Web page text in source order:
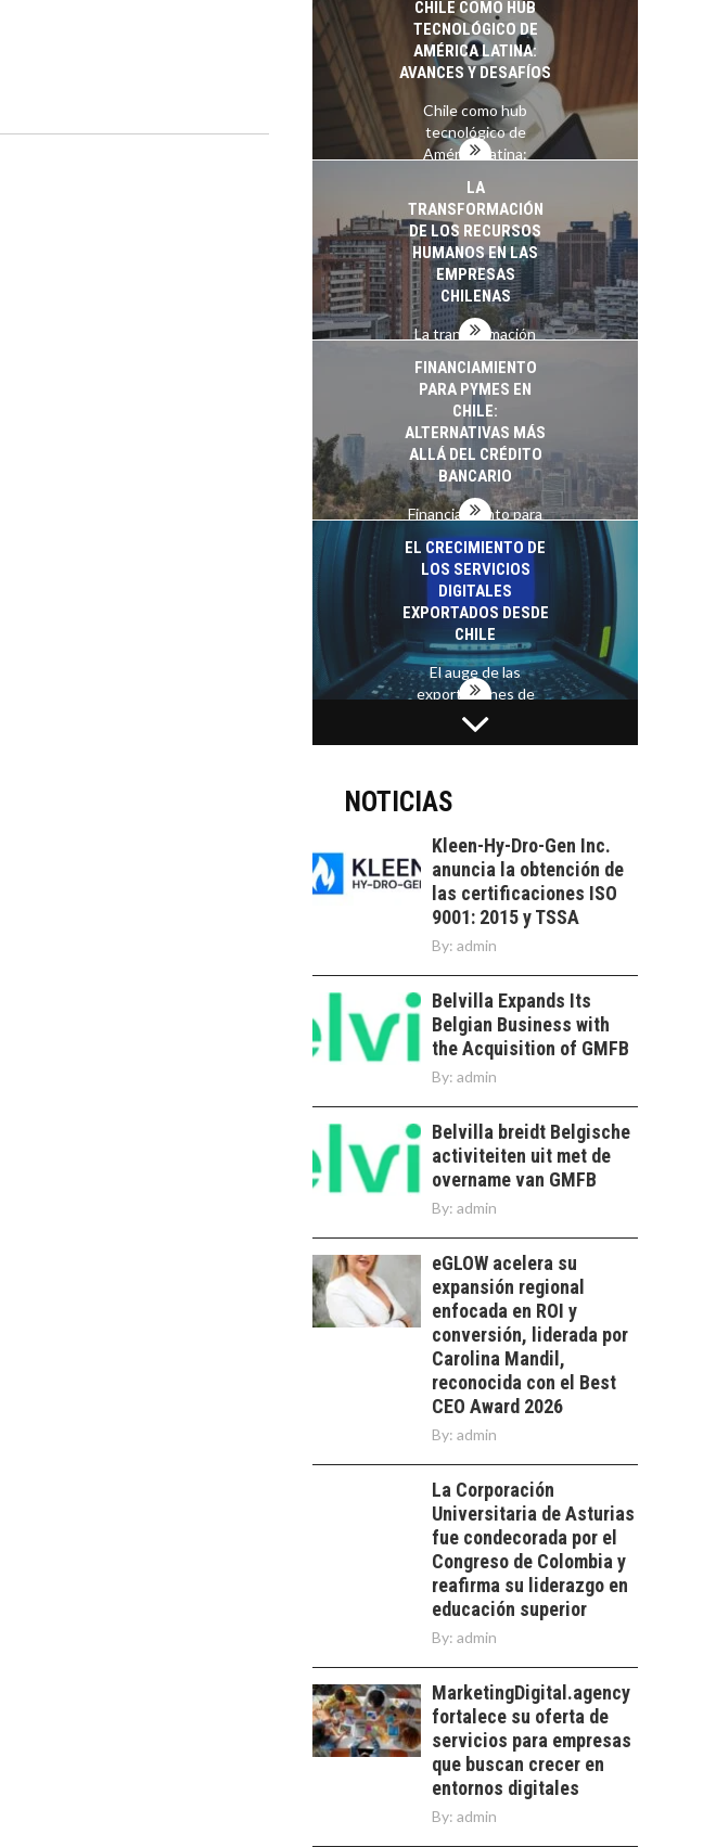
CHILE COMO HUB
TECNOLÓGICO DE
AMÉRICA LATINA:
AVANCES Y DESAFÍOS
Chile como hub
tecnológico de
América Latina:
LA
TRANSFORMACIÓN
DE LOS RECURSOS
HUMANOS EN LAS
EMPRESAS
CHILENAS
La transformación
recursos humanos en
las empresas…
FINANCIAMIENTO
PARA PYMES EN
CHILE:
ALTERNATIVAS MÁS
ALLÁ DEL CRÉDITO
BANCARIO
Financiamiento para
pymes en Chile:
alternativas que
trascienden el
crédito…
EL CRECIMIENTO DE
LOS SERVICIOS
DIGITALES
EXPORTADOS DESDE
CHILE
El auge de las
exportaciones de
servicios digitales en
Chile:…
TURISMO EN EL
DESIERTO DE
OPORTUNIDADES
PARA EL
DESARROLLO LOCAL
El Desierto de
Atacama: Motor
Estratégico para el
Desarrollo Turístico…
LA INDUSTRIA
MINERA CHILENA
FRENTE AL DESAFÍO
DE LA
SOSTENIBILIDAD
Minería chilena: un
pilar estratégico ante
el reto ineludible de…
CHILE COMO HUB
TECNOLÓGICO DE
AMÉRICA LATINA:
AVANCES Y DESAFÍOS
Chile como hub
tecnológico de
América Latina:
avances y desafíos…
LA
TRANSFORMACIÓN
DE LOS RECURSOS
HUMANOS EN LAS
EMPRESAS
CHILENAS
La transformación
estratégica de los
las empresas…
FINANCIAMIENTO
PARA PYMES EN
CHILE:
ALTERNATIVAS MÁS
ALLÁ DEL CRÉDITO
BANCARIO
Financiamiento para
pymes en Chile:
alternativas que
crédito…
EL CRECIMIENTO DE
LOS SERVICIOS
DIGITALES
EXPORTADOS DESDE
CHILE
El auge de las
exportaciones de
servicios digitales en
Chile:…
NOTICIAS
Kleen-Hy-Dro-Gen Inc.
anuncia la obtención de
las certificaciones ISO
9001: 2015 y TSSA
By: admin
Belvilla Expands Its
Belgian Business with
the Acquisition of GMFB
By: admin
Belvilla breidt Belgische
activiteiten uit met de
overname van GMFB
By: admin
eGLOW acelera su
expansión regional
enfocada en ROI y
conversión, liderada por
Carolina Mandil,
reconocida con el Best
CEO Award 2026
By: admin
La Corporación
Universitaria de Asturias
fue condecorada por el
Congreso de Colombia y
reafirma su liderazgo en
educación superior
By: admin
MarketingDigital.agency
fortalece su oferta de
servicios para empresas
que buscan crecer en
entornos digitales
By: admin